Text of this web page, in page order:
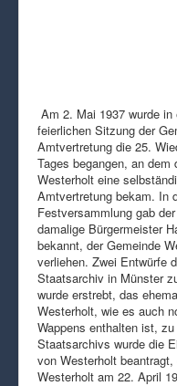
Am 2. Mai 1937 wurde in
feierlichen Sitzung der
Amtvertretung die 25.
Tages begangen, an dem
Westerholt eine
Amtvertretung bekam. In
Festversammlung gab der
damalige Bürgermeister
bekannt, der Gemeinde
verliehen. Zwei Entwürfe
Staatsarchiv in Münster
wurde erstrebt, das
Westerholt, wie es auch
Wappens enthalten ist,
Staatsarchivs wurde die
von Westerholt
Westerholt am 22. April